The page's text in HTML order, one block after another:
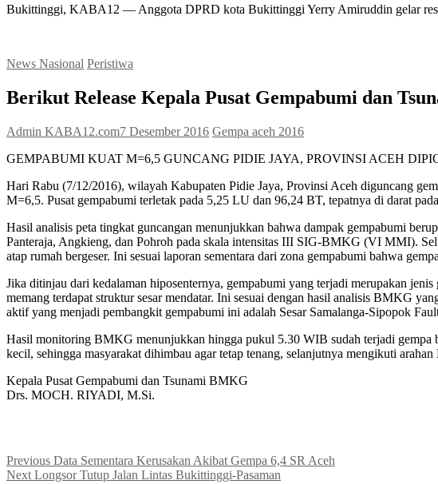
Bukittinggi, KABA12 — Anggota DPRD kota Bukittinggi Yerry Amiruddin gelar
News Nasional Peristiwa
Berikut Release Kepala Pusat Gempabumi dan
Admin KABA12.com7 Desember 2016 Gempa aceh 2016
GEMPABUMI KUAT M=6,5 GUNCANG PIDIE JAYA, PROVINSI ACEH
Hari Rabu (7/12/2016), wilayah Kabupaten Pidie Jaya, Provinsi Aceh diguncang
M=6,5. Pusat gempabumi terletak pada 5,25 LU dan 96,24 BT, tepatnya di darat
Hasil analisis peta tingkat guncangan menunjukkan bahwa dampak gempabumi
Panteraja, Angkieng, dan Pohroh pada skala intensitas III SIG-BMKG (VI MMI).
atap rumah bergeser. Ini sesuai laporan sementara dari zona gempabumi bahwa
Jika ditinjau dari kedalaman hiposenternya, gempabumi yang terjadi merupakan
memang terdapat struktur sesar mendatar. Ini sesuai dengan hasil analisis BMKG
aktif yang menjadi pembangkit gempabumi ini adalah Sesar Samalanga-Sipopok
Hasil monitoring BMKG menunjukkan hingga pukul 5.30 WIB sudah terjadi gempa
kecil, sehingga masyarakat dihimbau agar tetap tenang, selanjutnya mengikuti
Kepala Pusat Gempabumi dan Tsunami BMKG
Drs. MOCH. RIYADI, M.Si.
Navigasi
Previous Previous
post:
Data Sementara Kerusakan Akibat Gempa 6,4 SR Aceh
Next Next
Longsor Tutup Jalan Lintas Bukittinggi-Pasaman